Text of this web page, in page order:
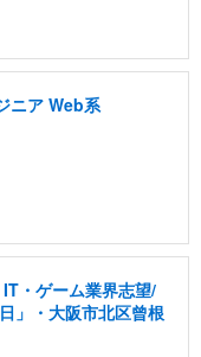
ニア Web系
・ゲーム業界志望/
」・大阪市北区曾根